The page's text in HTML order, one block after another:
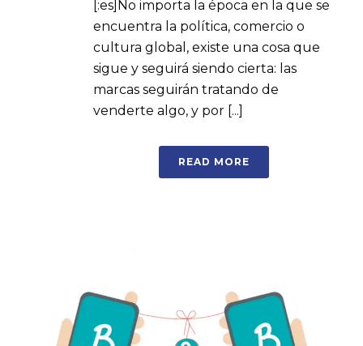
[:es]No importa la época en la que se
encuentra la política, comercio o
cultura global, existe una cosa que
sigue y seguirá siendo cierta: las
marcas seguirán tratando de
venderte algo, y por [...]
READ MORE